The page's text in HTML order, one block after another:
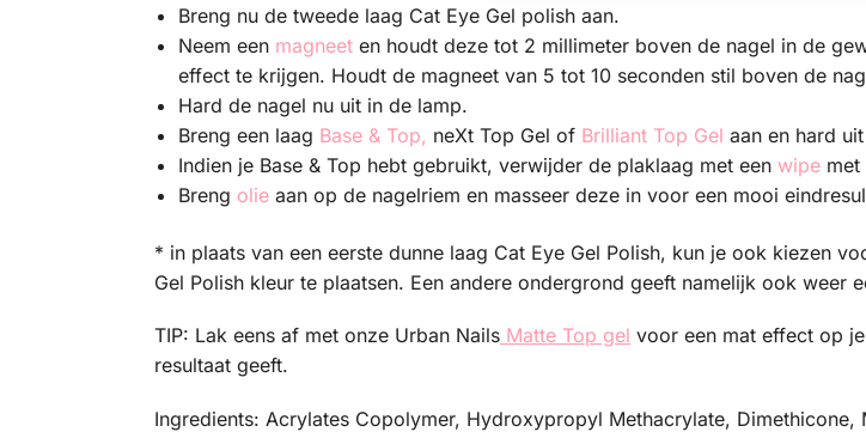
Breng nu de tweede laag Cat Eye Gel polish aan.
Neem een magneeten houdt deze tot 2 millimeter boven de nagel in de
effect te krijgen. Houdt de magneet van 5 tot 10 seconden stil boven de
Hard de nagel nu uit in de lamp.
Breng een laag Base & Top, neXt Top Gel of Brilliant Top Gel aan en hard
Indien je Base & Top hebt gebruikt, verwijder de plaklaag met een wipemet
Breng olieaan op de nagelriem en masseer deze in voor een mooi
* in plaats van een eerste dunne laag Cat Eye Gel Polish, kun je ook kiezen
Gel Polish kleur te plaatsen. Een andere ondergrond geeft namelijk ook weer
TIP: Lak eens af met onze Urban NailsMatte Top gel voor een mat effect op
resultaat geeft.
Ingredients: Acrylates Copolymer, Hydroxypropyl Methacrylate,